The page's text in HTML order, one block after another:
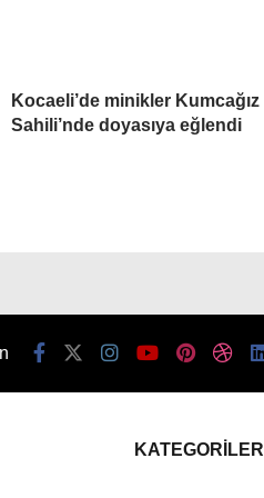
Kocaeli’de minikler Kumcağız
Sahili’nde doyasıya eğlendi
KATEGORİLER